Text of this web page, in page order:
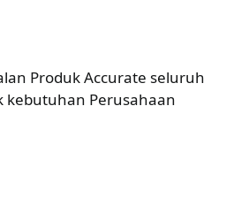
Produk Accurate seluruh
kebutuhan Perusahaan